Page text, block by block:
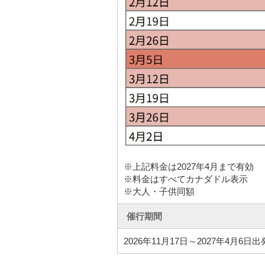
※上記料金は2027年4月まで有効
※料金はすべてカナダドル表示
※大人・子供同額
催行期間
2026年11月17日～2027年4月6日出